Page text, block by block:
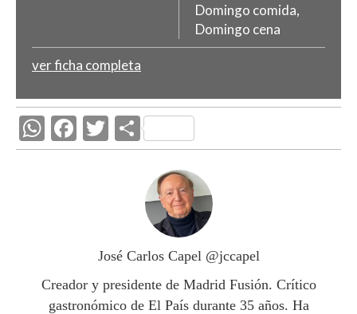
Domingo comida,
Domingo cena
ver ficha completa
W
h
p
F
ac
k
T
w
C
o
m
p
ar
ti
r
José Carlos Capel @jccapel
Creador y presidente de Madrid Fusión. Crítico
gastronómico de El País durante 35 años. Ha